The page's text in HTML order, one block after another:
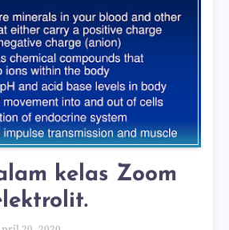
kelas Zoom